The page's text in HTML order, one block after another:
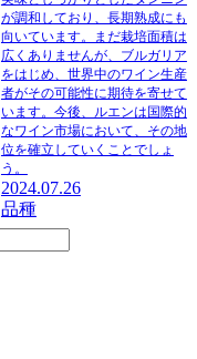
が調和しており、長期熟成にも
向いています。まだ栽培面積は
広くありませんが、ブルガリア
をはじめ、世界中のワイン生産
者がその可能性に期待を寄せて
います。今後、ルエンは国際的
なワイン市場において、その地
位を確立していくことでしょ
う。
2024.07.26
品種